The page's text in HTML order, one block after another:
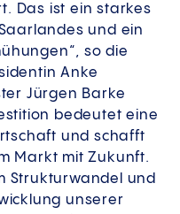
Das ist ein starkes
und ein
so die
Anke
Jürgen Barke
bedeutet eine
und schafft
Markt mit Zukunft.
Strukturwandel und
unserer